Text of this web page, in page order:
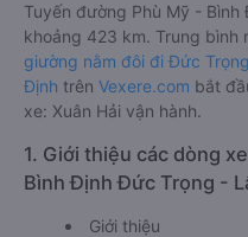
Tuyến đường Phù Mỹ -
khoảng 423 km. Trung bình
giường nằm đôi đi Đức
Định trên Vexere.com bắt
xe: Xuân Hải vận hành.
1. Giới thiệu các dòng
Bình Định Đức Trọng -
Giới thiệu